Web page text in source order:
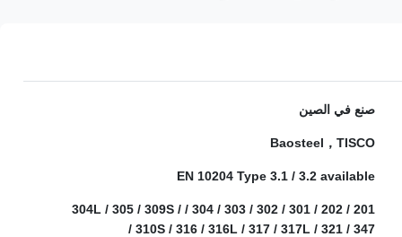
صنع في الصين
Baosteel，TISCO
EN 10204 Type 3.1 / 3.2 available
201 / 202 / 301 / 302 / 303 / 304 / 304L / 305 / 309S /
310S / 316 / 316L / 317 / 317L / 321 / 347 /